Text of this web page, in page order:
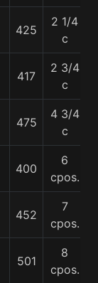
425
2 1/4
c
417
2 3/4
c
475
4 3/4
c
400
6
cpos.
452
7
cpos.
501
8
cpos.